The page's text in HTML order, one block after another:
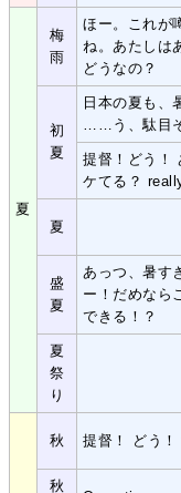
夏
梅
雨
ほー。これが
ね。あたしは
どうなの？
初
夏
日本の夏も、
……う、駄目
提督！どう！
ケてる？
夏
盛
夏
あっつ、暑す
ー！だめなら
できる！？
夏
祭
り
秋 提督！ どう！
秋